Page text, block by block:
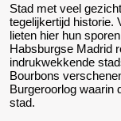
Stad met veel
tegelijkertijd historie.
lieten hier hun
Habsburgse Madrid
indrukwekkende
Bourbons
Burgeroorlog waarin
stad.